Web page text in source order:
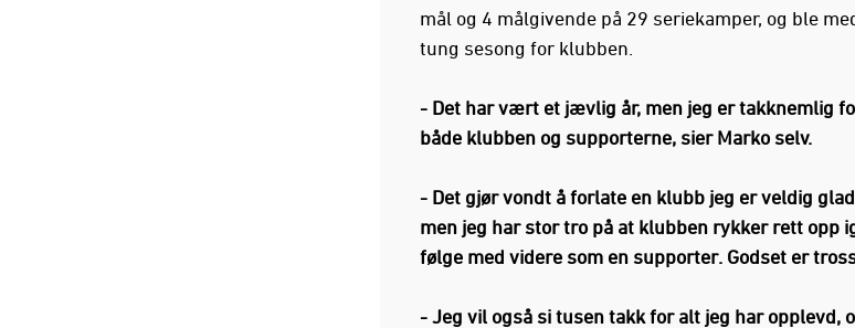
mål og 4 målgivende på 29 seriekamper, og ble
tung sesong for klubben.
- Det har vært et jævlig år, men jeg er takknemlig
både klubben og supporterne, sier Marko selv.
- Det gjør vondt å forlate en klubb jeg er veldig
men jeg har stor tro på at klubben rykker rett opp
følge med videre som en supporter. Godset er
- Jeg vil også si tusen takk for alt jeg har opplevd,